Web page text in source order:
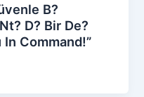
B?
D? Bir De?
Command!”